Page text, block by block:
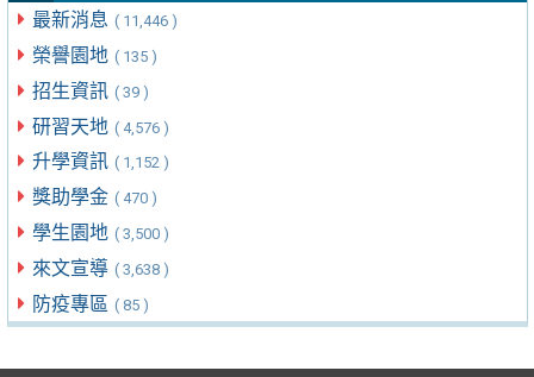
最新消息 ( 11,446 )
榮譽園地 ( 135 )
招生資訊 ( 39 )
研習天地 ( 4,576 )
升學資訊 ( 1,152 )
獎助學金 ( 470 )
學生園地 ( 3,500 )
來文宣導 ( 3,638 )
防疫專區 ( 85 )